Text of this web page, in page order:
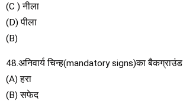
(C ) नीला
(D) पीला
(B)
48.अनिवार्य चिन्ह(mandatory signs)का
(A) हरा
(B) सफेद